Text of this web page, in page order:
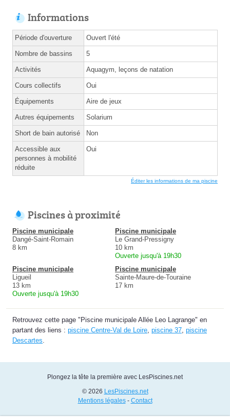
Informations
Période d'ouverture Ouvert l'été
Nombre de bassins 5
Activités Aquagym, leçons de natation
Cours collectifs Oui
Équipements Aire de jeux
Autres équipements Solarium
Short de bain autorisé Non
Accessible aux
personnes à mobilité
réduite
Oui
Éditer les informations de ma piscine
Piscines à proximité
Piscine municipale
Dangé-Saint-Romain
8 km
Piscine municipale
Le Grand-Pressigny
10 km
Ouverte jusqu'à 19h30
Piscine municipale
Ligueil
13 km
Ouverte jusqu'à 19h30
Piscine municipale
Sainte-Maure-de-Touraine
17 km
Retrouvez cette page "Piscine municipale Allée Leo Lagrange" en
partant des liens : piscine Centre-Val de Loire, piscine 37, piscine
Descartes.
Plongez la tête la première avec LesPiscines.net
© 2026 LesPiscines.net
Mentions légales- Contact